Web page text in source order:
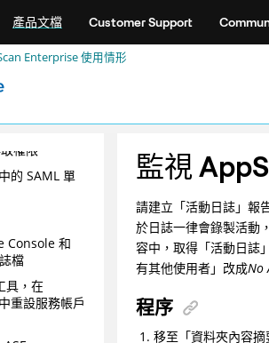
產品文檔 Customer Support
Enterprise 使用情形
權限
的 SAML 單
Console 和
檔
具，在
重設服務帳戶
監視
請建立「活動日誌」報
於日誌一律會錄製活動
容中，取得「活動日誌
有其他使用者」改成No
程序
移至「資料夾內容